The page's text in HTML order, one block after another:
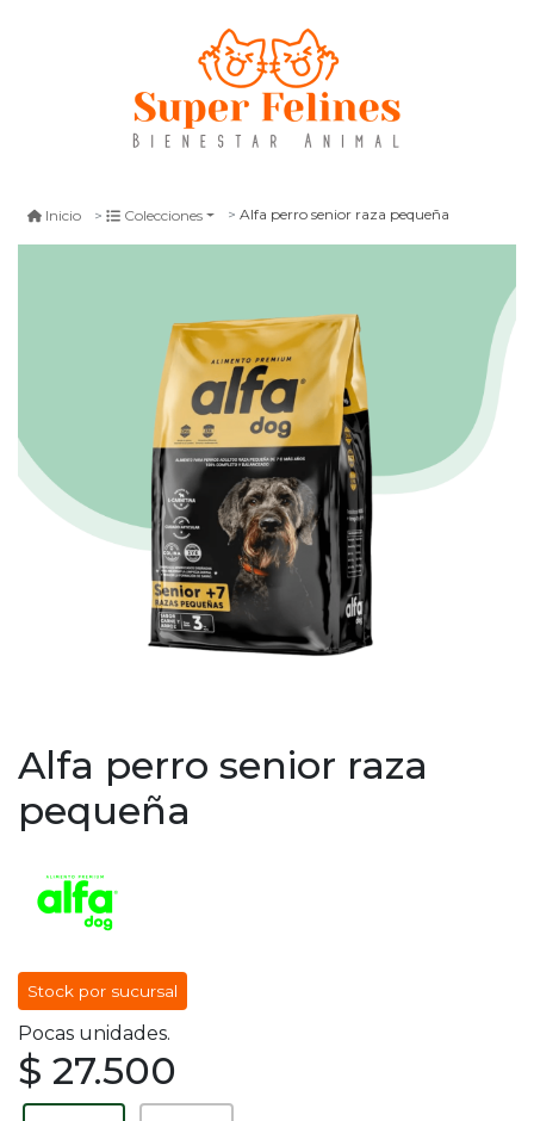
Inicio Colecciones Alfa perro senior raza pequeña
Alfa perro senior raza
pequeña
Stock por sucursal
Pocas unidades.
$ 27.500